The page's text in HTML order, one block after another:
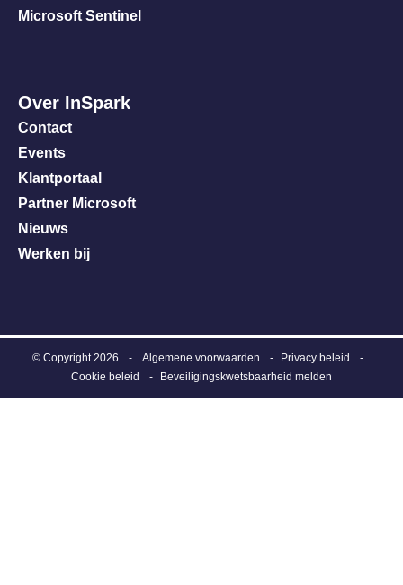
Microsoft Sentinel
Over InSpark
Contact
Events
Klantportaal
Partner Microsoft
Nieuws
Werken bij
© Copyright 2026 - Algemene voorwaarden
Privacy beleid
Cookie beleid
Beveiligingskwetsbaarheid melden